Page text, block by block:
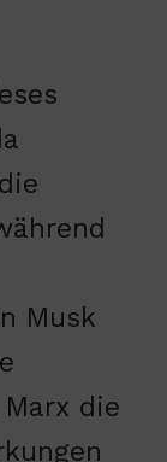
Musk
die